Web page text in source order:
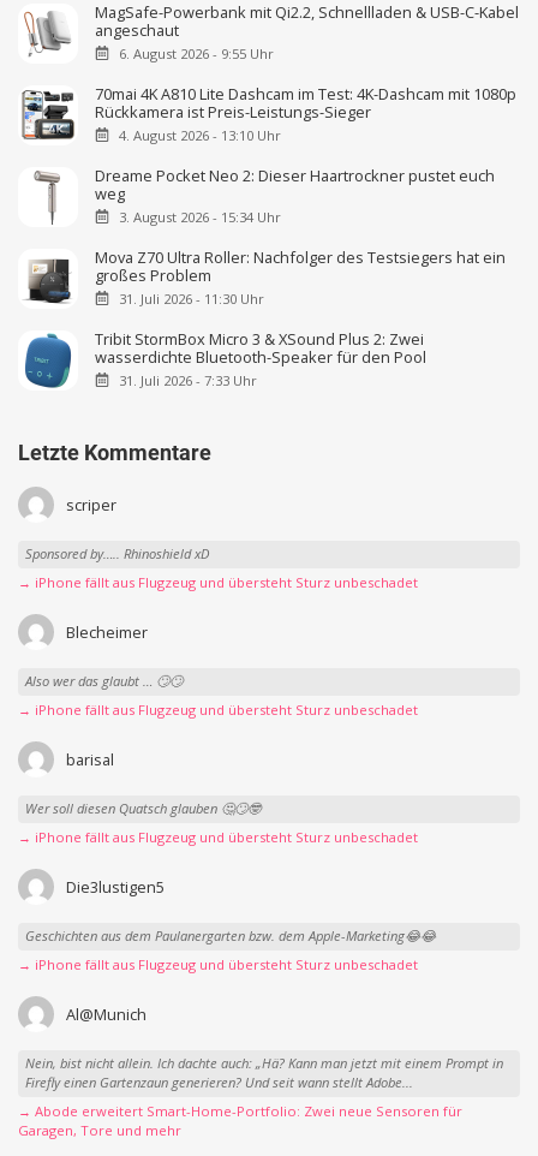
MagSafe-Powerbank mit Qi2.2, Schnellladen & USB-C-Kabel
angeschaut
6. August 2026 - 9:55 Uhr
70mai 4K A810 Lite Dashcam im Test: 4K-Dashcam mit 1080p
Rückkamera ist Preis-Leistungs-Sieger
4. August 2026 - 13:10 Uhr
Dreame Pocket Neo 2: Dieser Haartrockner pustet euch
weg
3. August 2026 - 15:34 Uhr
Mova Z70 Ultra Roller: Nachfolger des Testsiegers hat ein
großes Problem
31. Juli 2026 - 11:30 Uhr
Tribit StormBox Micro 3 & XSound Plus 2: Zwei
wasserdichte Bluetooth-Speaker für den Pool
31. Juli 2026 - 7:33 Uhr
Letzte Kommentare
scriper
Sponsored by….. Rhinoshield xD
→ iPhone fällt aus Flugzeug und übersteht Sturz unbeschadet
Blecheimer
Also wer das glaubt … 🙄🙄
→ iPhone fällt aus Flugzeug und übersteht Sturz unbeschadet
barisal
Wer soll diesen Quatsch glauben 🤔🙄🤓
→ iPhone fällt aus Flugzeug und übersteht Sturz unbeschadet
Die3lustigen5
Geschichten aus dem Paulanergarten bzw. dem Apple-Marketing😂😂
→ iPhone fällt aus Flugzeug und übersteht Sturz unbeschadet
Al@Munich
Nein, bist nicht allein. Ich dachte auch: „Hä? Kann man jetzt mit einem Prompt in
Firefly einen Gartenzaun generieren? Und seit wann stellt Adobe...
→ Abode erweitert Smart-Home-Portfolio: Zwei neue Sensoren für
Garagen, Tore und mehr